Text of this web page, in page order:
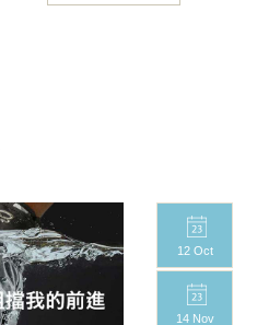
12 Oct
14 Nov